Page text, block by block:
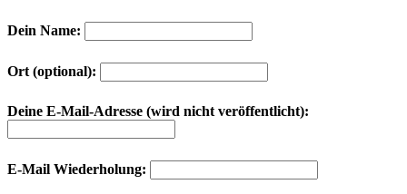
Dein Name:
Ort (optional):
Deine E-Mail-Adresse (wird nicht veröffentlicht):
E-Mail Wiederholung: